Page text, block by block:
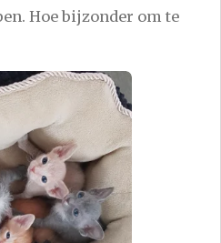
Hoe bijzonder om te